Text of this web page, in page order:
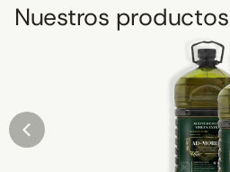
Nuestros productos